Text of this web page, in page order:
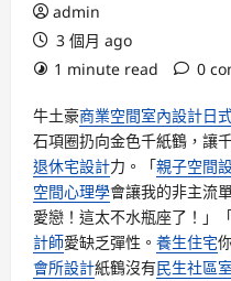
admin
3 個月 ago
1 minute read
0
牛土豪商業空間室內設計日
石項圈扔向金色千紙鶴，讓
退休宅設計力。「親子空間
空間心理學會讓我的非主流
愛戀！這太不水瓶座了！」
計師愛缺乏彈性。 養生住宅
會所設計紙鶴沒有民生社區